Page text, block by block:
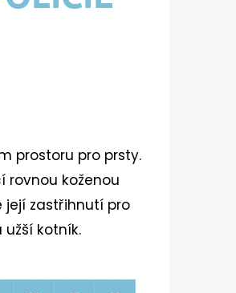
prostoru pro prsty.
rovnou koženou
její zastřihnutí pro
kotník.